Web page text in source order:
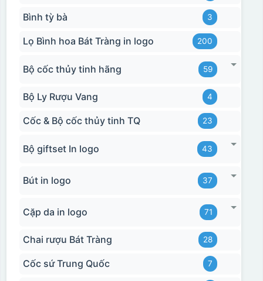
Bình tỳ bà 3
Lọ Bình hoa Bát Tràng in logo 200
Bộ cốc thủy tinh hãng 59
Bộ Ly Rượu Vang 4
Cốc & Bộ cốc thủy tinh TQ 23
Bộ giftset In logo 43
Bút in logo 37
Cặp da in logo 71
Chai rượu Bát Tràng 28
Cốc sứ Trung Quốc 7